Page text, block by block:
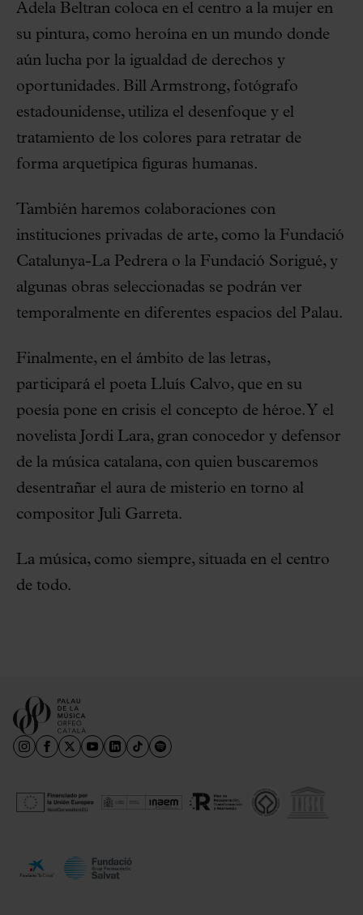
Adela Beltran coloca en el centro a la mujer en
su pintura, como heroína en un mundo donde
aún lucha por la igualdad de derechos y
oportunidades. Bill Armstrong, fotógrafo
estadounidense, utiliza el desenfoque y el
tratamiento de los colores para retratar de
forma arquetípica figuras humanas.
También haremos colaboraciones con
instituciones privadas de arte, como la Fundació
Catalunya-La Pedrera o la Fundació Sorigué, y
algunas obras seleccionadas se podrán ver
temporalmente en diferentes espacios del Palau.
Finalmente, en el ámbito de las letras,
participará el poeta Lluís Calvo, que en su
poesía pone en crisis el concepto de héroe. Y el
novelista Jordi Lara, gran conocedor y defensor
de la música catalana, con quien buscaremos
desentrañar el aura de misterio en torno al
compositor Juli Garreta.
La música, como siempre, situada en el centro
de todo.